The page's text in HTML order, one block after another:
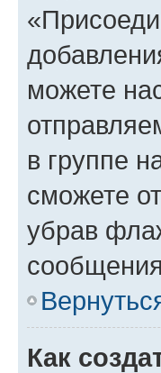
можете
в группе
сможете
убрав
Как